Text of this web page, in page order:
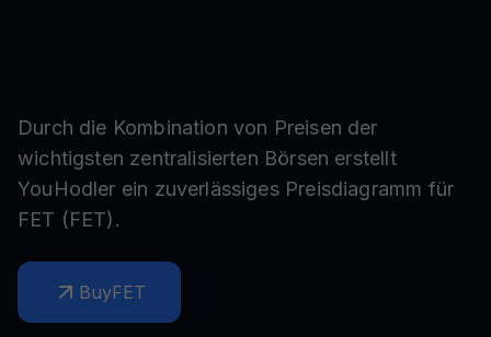
Durch die Kombination von Preisen der
wichtigsten zentralisierten Börsen erstellt
YouHodler ein zuverlässiges Preisdiagramm für
FET (FET).
BuyFET